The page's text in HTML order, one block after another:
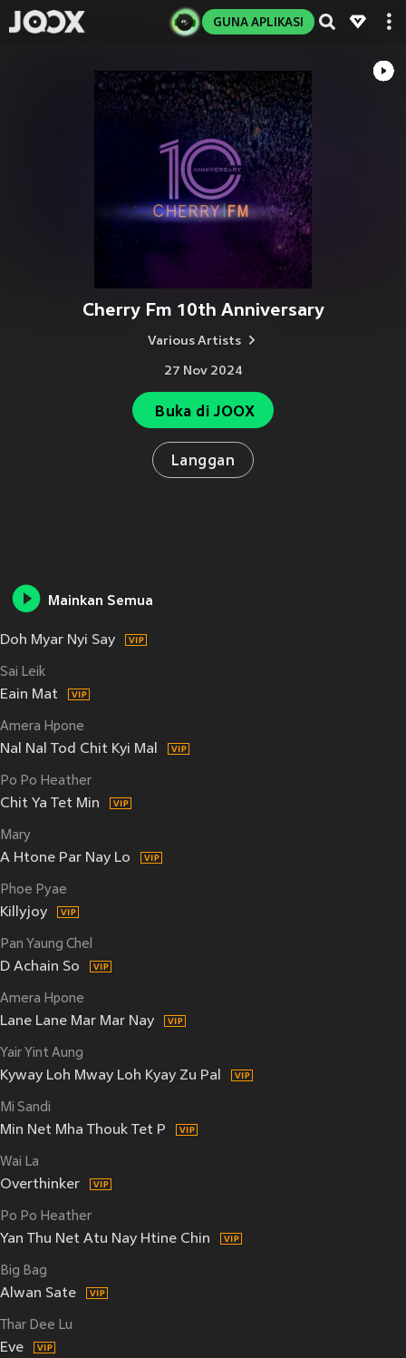
GUNA APLIKASI
Cherry Fm 10th Anniversary
Various Artists
27 Nov 2024
Buka di JOOX
Langgan
Mainkan Semua
Doh Myar Nyi Say
Sai Leik
Eain Mat
Amera Hpone
Nal Nal Tod Chit Kyi Mal
Po Po Heather
Chit Ya Tet Min
Mary
A Htone Par Nay Lo
Phoe Pyae
Killyjoy
Pan Yaung Chel
D Achain So
Amera Hpone
Lane Lane Mar Mar Nay
Yair Yint Aung
Kyway Loh Mway Loh Kyay Zu Pal
Mi Sandi
Min Net Mha Thouk Tet P
Wai La
Overthinker
Po Po Heather
Yan Thu Net Atu Nay Htine Chin
Big Bag
Alwan Sate
Thar Dee Lu
Eve